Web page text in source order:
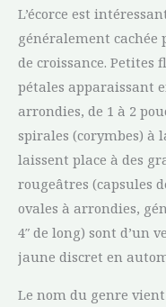
L’écorce est
généralement
de croissance. Petites
pétales apparaissant
arrondies, de 1 à 2
spirales (corymbes) à
laissent place à des
rougeâtres (capsules
ovales à arrondies,
4″ de long) sont d’un
jaune discret en
Le nom du genre